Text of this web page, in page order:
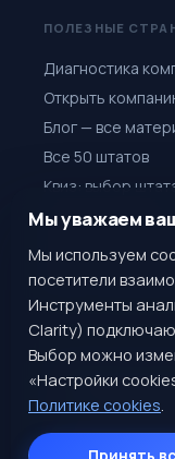
ПОЛЕЗНЫЕ
Диагностика
Открыть
Блог — все
Все 50 штатов
Квиз: выбор
Гиды по странам
Генератор
Мы уважаем
Мы используем
посетители
Инструменты
Clarity)
Выбор можно
«Настройки
Политике cookies.